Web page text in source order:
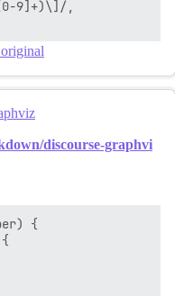
9]+)\]/,
discourse-graphvi
{